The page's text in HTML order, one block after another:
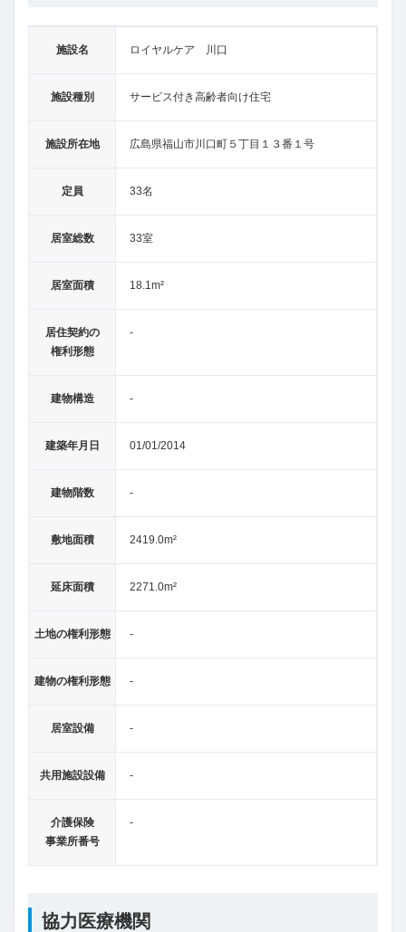
施設名 ロイヤルケア 川口
施設種別 サービス付き高齢者向け住宅
施設所在地 広島県福山市川口町５丁目１３番１号
定員 33名
居室総数 33室
居室面積 18.1m²
居住契約の
権利形態
-
建物構造 -
建築年月日 01/01/2014
建物階数 -
敷地面積 2419.0m²
延床面積 2271.0m²
土地の権利形態 -
建物の権利形態 -
居室設備 -
共用施設設備 -
介護保険
事業所番号
-
協力医療機関